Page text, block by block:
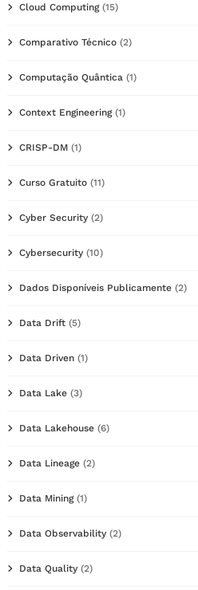
Cloud Computing(15)
Comparativo Técnico (2)
Computação Quântica (1)
Context Engineering(1)
CRISP-DM (1)
Curso Gratuito (11)
Cyber Security (2)
Cybersecurity (10)
Dados Disponíveis Publicamente (2)
Data Drift (5)
Data Driven (1)
Data Lake (3)
Data Lakehouse (6)
Data Lineage (2)
Data Mining(1)
Data Observability (2)
Data Quality (2)